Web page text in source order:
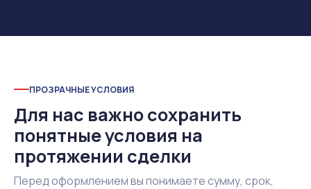
ПРОЗРАЧНЫЕ УСЛОВИЯ
Для нас важно сохранить
понятные условия на
протяжении сделки
Перед оформлением вы понимаете сумму, срок,